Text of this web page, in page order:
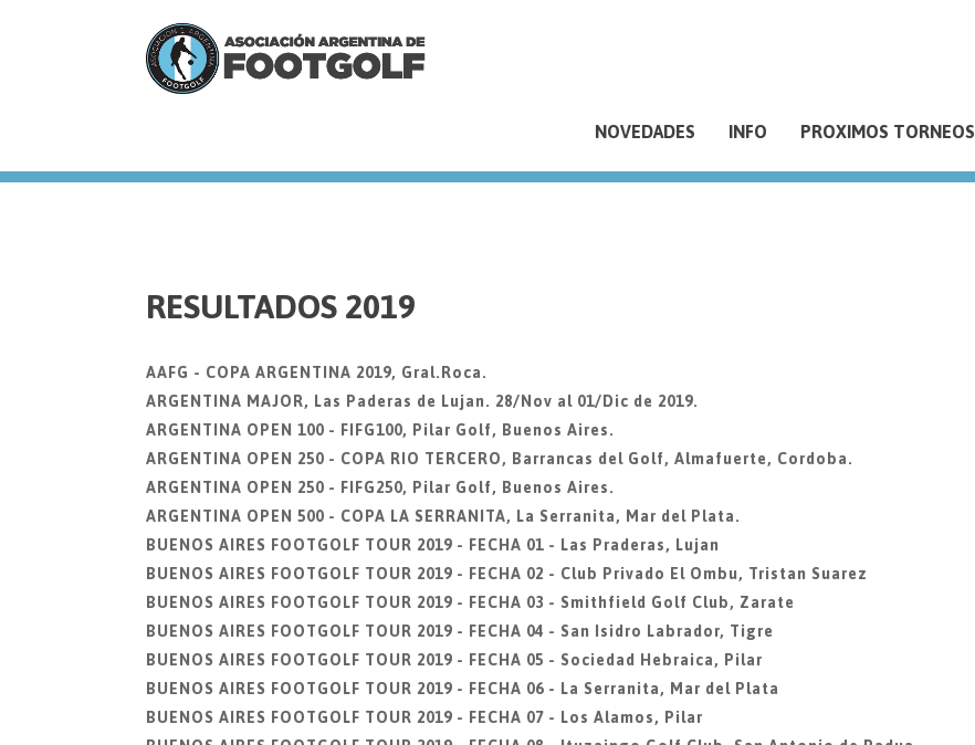
we
NOVEDADES INFO PROXIMOS TORNEOS
RESULTADOS 2019
AAFG - COPA ARGENTINA 2019, Gral.Roca.
ARGENTINA MAJOR, Las Paderas de Lujan. 28/Nov al 01/Dic de 2019.
ARGENTINA OPEN 100 - FIFG100, Pilar Golf, Buenos Aires.
ARGENTINA OPEN 250 - COPA RIO TERCERO, Barrancas del Golf, Almafuerte, Cordoba.
ARGENTINA OPEN 250 - FIFG250, Pilar Golf, Buenos Aires.
ARGENTINA OPEN 500 - COPA LA SERRANITA, La Serranita, Mar del Plata.
BUENOS AIRES FOOTGOLF TOUR 2019 - FECHA 01 - Las Praderas, Lujan
BUENOS AIRES FOOTGOLF TOUR 2019 - FECHA 02 - Club Privado El Ombu, Tristan Suarez
BUENOS AIRES FOOTGOLF TOUR 2019 - FECHA 03 - Smithfield Golf Club, Zarate
BUENOS AIRES FOOTGOLF TOUR 2019 - FECHA 04 - San Isidro Labrador, Tigre
BUENOS AIRES FOOTGOLF TOUR 2019 - FECHA 05 - Sociedad Hebraica, Pilar
BUENOS AIRES FOOTGOLF TOUR 2019 - FECHA 06 - La Serranita, Mar del Plata
BUENOS AIRES FOOTGOLF TOUR 2019 - FECHA 07 - Los Alamos, Pilar